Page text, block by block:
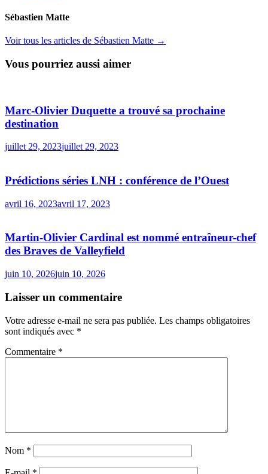
Sébastien Matte
Voir tous les articles de Sébastien Matte →
Vous pourriez aussi aimer
Marc-Olivier Duquette a trouvé sa prochaine
destination
juillet 29, 2023juillet 29, 2023
Prédictions séries LNH : conférence de l’Ouest
avril 16, 2023avril 17, 2023
Martin-Olivier Cardinal est nommé entraîneur-chef
des Braves de Valleyfield
juin 10, 2026juin 10, 2026
Laisser un commentaire
Votre adresse e-mail ne sera pas publiée. Les champs obligatoires
sont indiqués avec *
Commentaire *
Nom *